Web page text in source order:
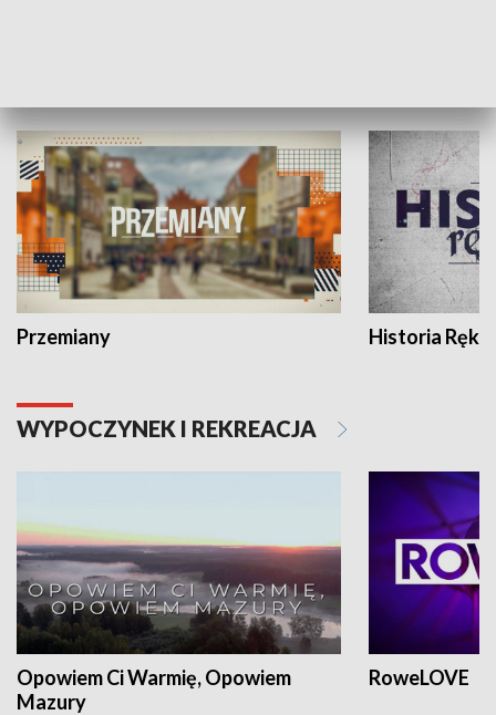
Przemiany Historia Ręką
WYPOCZYNEK I REKREACJA
Opowiem Ci Warmię, Opowiem
Mazury
RoweLOVE